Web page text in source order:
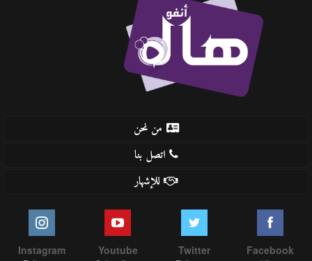
من نحن
اتصل بنا
للإشهار
Facebook
Twitter
Youtube
Instagram